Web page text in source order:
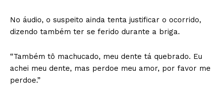
No áudio, o suspeito ainda tenta justificar o ocorrido,
dizendo também ter se ferido durante a briga.
“Também tô machucado, meu dente tá quebrado. Eu
achei meu dente, mas perdoe meu amor, por favor me
perdoe.”